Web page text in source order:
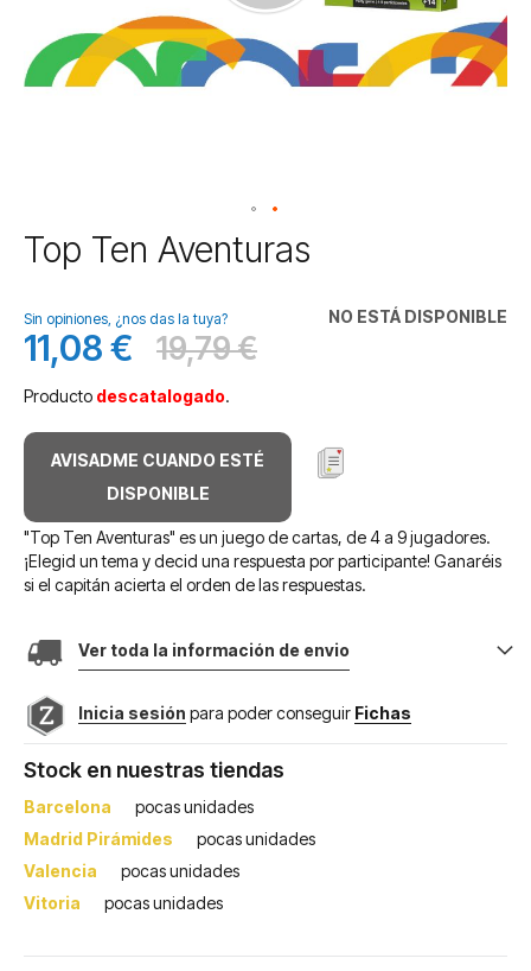
Saltar
al
de
la
galería
imágenes
Top Ten Aventuras
NO ESTÁ DISPONIBLE
Sin opiniones, ¿nos das la tuya?
Precio
especial
11,08 € Antes
19,79 €
Producto descatalogado.
AVISADME CUANDO ESTÉ
DISPONIBLE
"Top Ten Aventuras" es un juego de cartas, de 4 a 9 jugadores.
¡Elegid un tema y decid una respuesta por participante! Ganaréis
si el capitán acierta el orden de las respuestas.
Ver toda la información de envio
Inicia sesión para poder conseguir Fichas
Stock en nuestras tiendas
Barcelona
pocas unidades
Madrid Pirámides
pocas unidades
Valencia
pocas unidades
Vitoria
pocas unidades